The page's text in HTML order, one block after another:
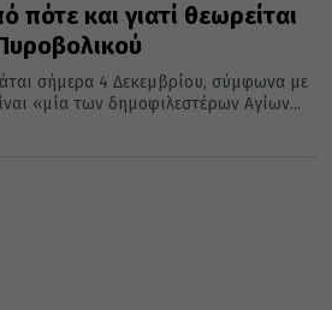
πότε και γιατί θεωρείται
σήμερα 4 Δεκεμβρίου, σύμφωνα με
«μία των δημοφιλεστέρων Aγίων...